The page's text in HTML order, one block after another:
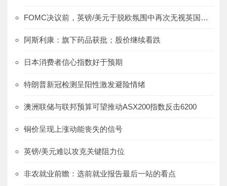
FOMC决议前，英镑/美元于脱欧氛围中再次无视英国数据
阿斯利康：旗下药品获批；股价继续看跌
日本消费者信心指数好于预期
特朗普新冠检测呈阳性激发避险情绪
澳洲联储与联邦预算可望推动ASX200指数反击6200
铜价呈现上涨动能丧失的信号
英镑/美元难以攻克关键阻力位
非农就业前瞻：选前就业报告最后一站的看点